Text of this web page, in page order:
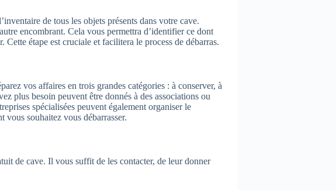
de tous les objets présents dans votre cave.
encombrant. Cela vous permettra d’identifier ce dont
étape est cruciale et facilitera le process de débarras.
vos affaires en trois grandes catégories : à conserver, à
plus besoin peuvent être donnés à des associations ou
spécialisées peuvent également organiser le
vous souhaitez vous débarrasser.
de cave. Il vous suffit de les contacter, de leur donner